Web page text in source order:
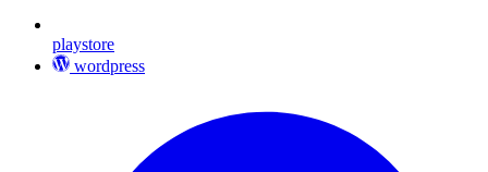
playstore
wordpress